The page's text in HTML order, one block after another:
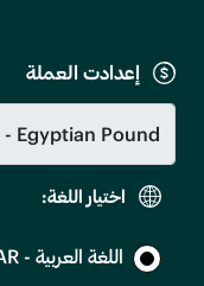
إعدادت العملة
اختيار اللغة:
اللغة العربية - AR